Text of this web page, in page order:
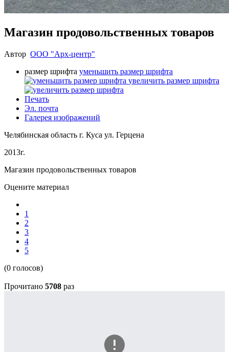
Магазин продовольственных товаров
Автор ООО "Арх-центр"
размер шрифта уменьшить размер шрифта
увеличить размер шрифта
Печать
Эл. почта
Галерея изображений
Челябинская область г. Куса ул. Герцена
2013г.
Магазин продовольственных товаров
Оцените материал
1
2
3
4
5
(0 голосов)
Прочитано 5708 раз